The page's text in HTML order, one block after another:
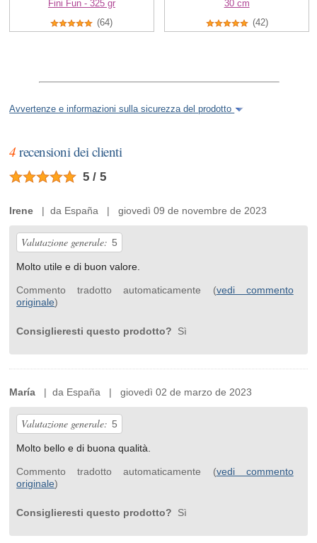
Fini Fun - 325 gr
(64)
30 cm
(42)
Avvertenze e informazioni sulla sicurezza del prodotto
4 recensioni dei clienti
5 / 5
Irene | da España | giovedì 09 de novembre de 2023
Valutazione generale: 5
Molto utile e di buon valore.
Commento tradotto automaticamente (vedi commento
originale)
Consiglieresti questo prodotto? Sì
María | da España | giovedì 02 de marzo de 2023
Valutazione generale: 5
Molto bello e di buona qualità.
Commento tradotto automaticamente (vedi commento
originale)
Consiglieresti questo prodotto? Sì